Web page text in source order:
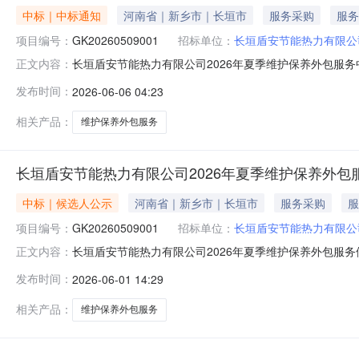
中标｜中标通知 河南省｜新乡市｜长垣市 服务采购
服务
项目编号： GK20260509001 招标单位： 长垣盾安节能热力有限
正文内容： 长垣盾安节能热力有限公司2026年夏季维护保养外包服
2914:00:00公告开始时间：2026-06-0516:44:44公示结
发布时间： 2026-06-06 04:23
相关产品：
维护保养外包服务
长垣盾安节能热力有限公司2026年夏季维护保养外包
中标｜候选人公示 河南省｜新乡市｜长垣市 服务采购
项目编号： GK20260509001 招标单位： 长垣盾安节能热力有限
正文内容： 长垣盾安节能热力有限公司2026年夏季维护保养外包服
有限公司2026年夏季维护保养外包服务公告开始时间：
发布时间： 2026-06-01 14:29
相关产品：
维护保养外包服务